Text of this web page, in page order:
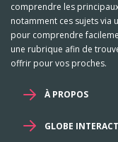
comprendre les
notamment ces sujets via
pour comprendre
une rubrique afin de
offrir pour vos proches.
À PROPOS
GLOBE